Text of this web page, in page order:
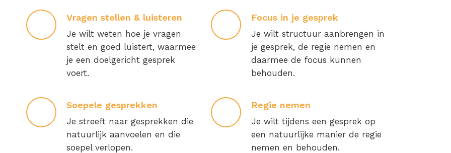
Vragen stellen & luisteren
Je wilt weten hoe je vragen
stelt en goed luistert, waarmee
je een doelgericht gesprek
voert.
Focus in je gesprek
Je wilt structuur aanbrengen in
je gesprek, de regie nemen en
daarmee de focus kunnen
behouden.
Soepele gesprekken
Je streeft naar gesprekken die
natuurlijk aanvoelen en die
soepel verlopen.
Regie nemen
Je wilt tijdens een gesprek op
een natuurlijke manier de regie
nemen en behouden.